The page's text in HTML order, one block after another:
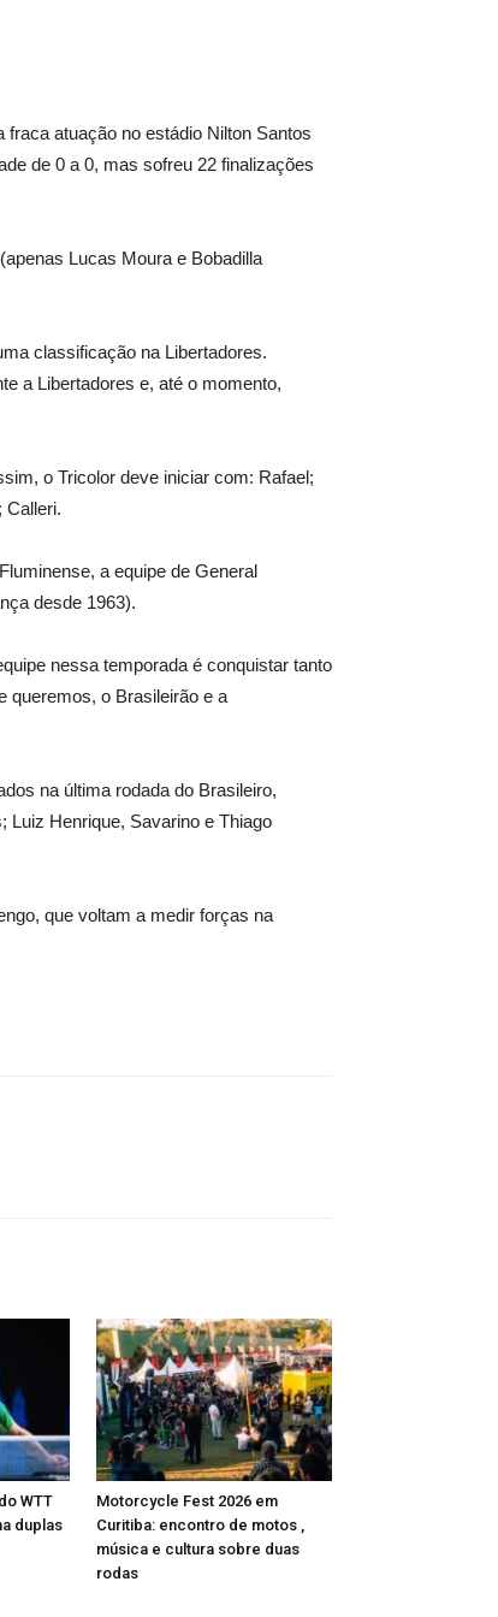
atuação no estádio Nilton Santos
de 0 a 0, mas sofreu 22 finalizações
Lucas Moura e Bobadilla
classificação na Libertadores.
a Libertadores e, até o momento,
o Tricolor deve iniciar com: Rafael;
Calleri.
a equipe de General
desde 1963).
nessa temporada é conquistar tanto
queremos, o Brasileirão e a
na última rodada do Brasileiro,
Luiz Henrique, Savarino e Thiago
que voltam a medir forças na
WTT
duplas
Motorcycle Fest 2026 em
Curitiba: encontro de motos ,
música e cultura sobre duas
rodas